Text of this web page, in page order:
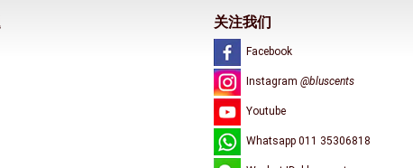
关注我们
Facebook
Instagram @bluscents
Youtube
Whatsapp 011 35306818